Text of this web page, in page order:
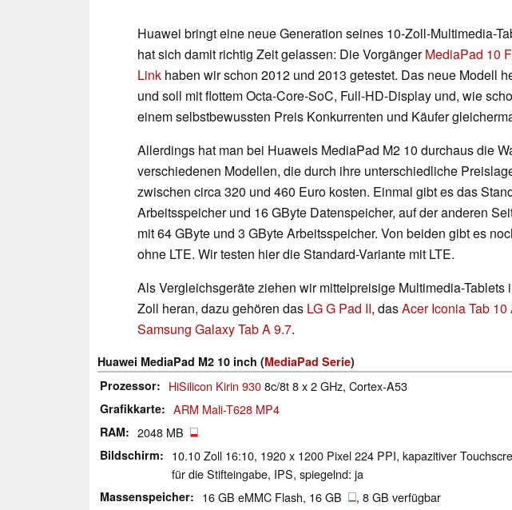
Huawei bringt eine neue Generation seines 10-Zoll-Multimedia-
hat sich damit richtig Zeit gelassen: Die VorgängerMediaPad 10
Link haben wir schon 2012 und 2013 getestet. Das neue Modell
und soll mit flottem Octa-Core-SoC, Full-HD-Display und, wie
einem selbstbewussten Preis Konkurrenten und Käufer
Allerdings hat man bei Huaweis MediaPad M2 10 durchaus die
verschiedenen Modellen, die durch ihre unterschiedliche
zwischen circa 320 und 460 Euro kosten. Einmal gibt es das
Arbeitsspeicher und 16 GByte Datenspeicher, auf der anderen
mit 64 GByte und 3 GByte Arbeitsspeicher. Von beiden gibt es
ohne LTE. Wir testen hier die Standard-Variante mit LTE.
Als Vergleichsgeräte ziehen wir mittelpreisige Multimedia-Tablets
Zoll heran, dazu gehören das LG G Pad II, dasAcer Iconia Tab 10
Samsung Galaxy Tab A 9.7.
Huawei MediaPad M2 10 inch (MediaPad Serie)
Prozessor
HiSilicon Kirin 9308c/8t 8 x 2 GHz, Cortex-A53
Grafikkarte ARM Mali-T628 MP4
RAM 2048 MB
Bildschirm
10.10 Zoll 16:10, 1920 x 1200 Pixel 224 PPI, kapazitiver
für die Stifteingabe, IPS, spiegelnd: ja
Massenspeicher 16 GB eMMC Flash, 16 GB , 8 GB verfügbar